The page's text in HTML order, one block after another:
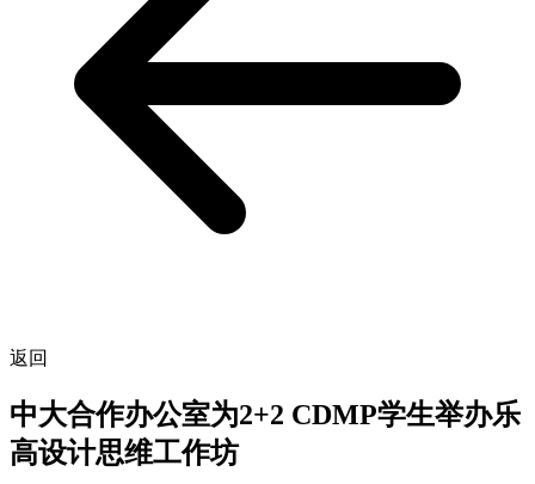
返回
中大合作办公室为2+2 CDMP学生举办乐
高设计思维工作坊